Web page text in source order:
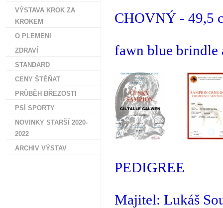
CHOVNÝ - 49,5
fawn blue brindle
PEDIGREE
Majitel: Lukáš
VÝSTAVA KROK ZA
KROKEM
O PLEMENI
ZDRAVÍ
STANDARD
CENY ŠTĚŇAT
PRŮBĚH BŘEZOSTI
PSÍ SPORTY
NOVINKY STARŠÍ 2020-
2022
ARCHIV VÝSTAV